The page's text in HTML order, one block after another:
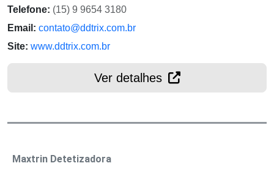
Telefone: (15) 9 9654 3180
Email: contato@ddtrix.com.br
Site: www.ddtrix.com.br
Ver detalhes
Maxtrin Detetizadora